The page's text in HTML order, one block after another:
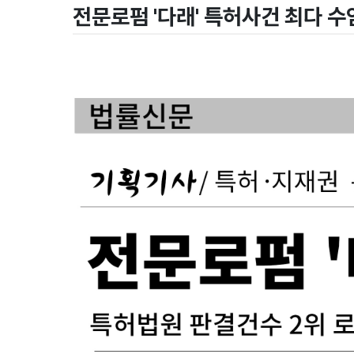
전문로펌 '다래' 특허사건 최다 수